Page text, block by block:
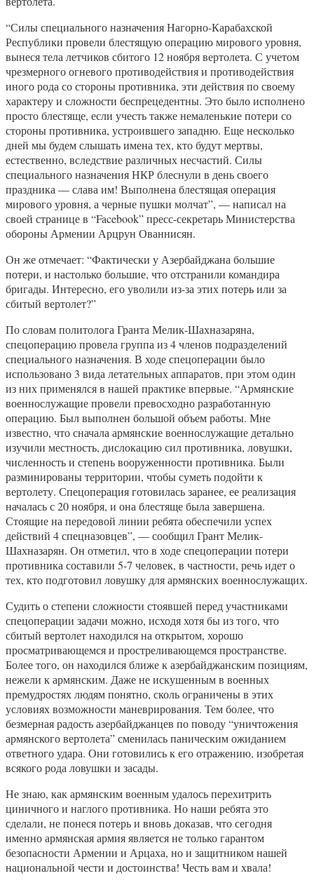
“Силы специального назначения Нагорно-Карабахской
Республики провели блестящую операцию мирового уровня,
вынеся тела летчиков сбитого 12 ноября вертолета. С учетом
чрезмерного огневого противодействия и противодействия
иного рода со стороны противника, эти действия по своему
характеру и сложности беспрецедентны. Это было исполнено
просто блестяще, если учесть также немаленькие потери со
стороны противника, устроившего западню. Еще несколько
дней мы будем слышать имена тех, кто будут мертвы,
естественно, вследствие различных несчастий. Силы
специального назначения НКР блеснули в день своего
праздника — слава им! Выполнена блестящая операция
мирового уровня, а черные пушки молчат”, — написал на
своей странице в “Facebook” пресс-секретарь Министерства
обороны Армении Арцрун Ованнисян.
Он же отмечает: “Фактически у Азербайджана большие
потери, и настолько большие, что отстранили командира
бригады. Интересно, его уволили из-за этих потерь или за
сбитый вертолет?”
По словам политолога Гранта Мелик-Шахназаряна,
спецоперацию провела группа из 4 членов подразделений
специального назначения. В ходе спецоперации было
использовано 3 вида летательных аппаратов, при этом один
из них применялся в нашей практике впервые. “Армянские
военнослужащие провели превосходно разработанную
операцию. Был выполнен большой объем работы. Мне
известно, что сначала армянские военнослужащие детально
изучили местность, дислокацию сил противника, ловушки,
численность и степень вооруженности противника. Были
разминированы территории, чтобы суметь подойти к
вертолету. Спецоперация готовилась заранее, ее реализация
началась с 20 ноября, и она блестяще была завершена.
Стоящие на передовой линии ребята обеспечили успех
действий 4 спецназовцев”, — сообщил Грант Мелик-
Шахназарян. Он отметил, что в ходе спецоперации потери
противника составили 5-7 человек, в частности, речь идет о
тех, кто подготовил ловушку для армянских военнослужащих.
Судить о степени сложности стоявшей перед участниками
спецоперации задачи можно, исходя хотя бы из того, что
сбитый вертолет находился на открытом, хорошо
просматривающемся и простреливающемся пространстве.
Более того, он находился ближе к азербайджанским позициям,
нежели к армянским. Даже не искушенным в военных
премудростях людям понятно, сколь ограничены в этих
условиях возможности маневрирования. Тем более, что
безмерная радость азербайджанцев по поводу “уничтожения
армянского вертолета” сменилась паническим ожиданием
ответного удара. Они готовились к его отражению, изобретая
всякого рода ловушки и засады.
Не знаю, как армянским военным удалось перехитрить
циничного и наглого противника. Но наши ребята это
сделали, не понеся потерь и вновь доказав, что сегодня
именно армянская армия является не только гарантом
безопасности Армении и Арцаха, но и защитником нашей
национальной чести и достоинства! Честь вам и хвала!